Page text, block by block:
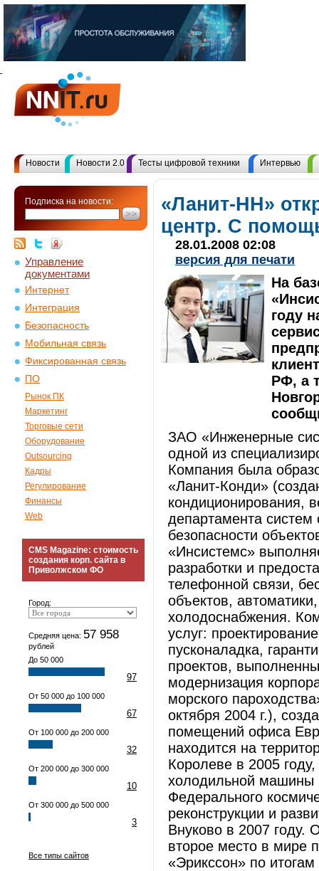
Новости Новости 2.0 Тесты цифровой техники Интервью
Подписка на новости:
Управление
документами
Интернет
Интеграция
Безопасность
Мобильная связь
Фиксированная связь
ПО
Рынок ПК
Маркетинг
Торговые сети
Оборудование
Outsourcing
Кадры
Регулирование
Финансы
Web
CMS Magazine: стоимость
создания корп. сайта в
Приволжском ФО
Город:
Средняя цена: 57 958
рублей
До 50 000
97
От 50 000 до 100 000
67
От 100 000 до 200 000
32
От 200 000 до 300 000
10
От 300 000 до 500 000
3
Все типы сайтов
«Ланит-НН»
центр. С
28.01.2008 02:08
версия для печати
На
году
РФ, а
ЗАО «Инженерные
одной из
Компания была
«Ланит-Конди»
кондиционирования,
департамента систем
безопасности
«Инсистемс»
разработки и
телефонной связи,
объектов,
холодоснабжения.
услуг:
пусконаладка,
проектов,
модернизация
морского
октября 2004 г.),
помещений офиса
находится на
Королеве в 2005
холодильной машины
Федерального
реконструкции и
Внуково в 2007 году.
второе место в мире
«Эрикссон» по